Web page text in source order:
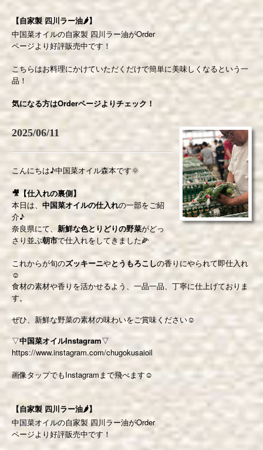
【自家製 四川ラー油🌶】
中国菜オイルの自家製 四川ラー油がOrder
ページより好評販売中です！
こちらはお料理にかけていただくだけで簡単に美味しくなるという一
品！
気になる方はOrderページよりチェック！
2025/06/11
こんにちは♪中国菜オイル森本です🌞
🎥【仕入れの裏側】
本日は、 中国菜オイルの仕入れの一部をご紹
介♪
奈良県にて、 新鮮な色とりどりの野菜がどっ
さり並ぶ朝市で仕入れをしてきました🌽
これからが旬のズッキーニやとうもろこしの香りにやられて即仕入れ
☺️
食材の素材や香りを活かせるよう、一品一品、丁寧に仕上げておりま
す。
ぜひ、新鮮な野菜の素材の味わいをご賞味ください☺️
▽中国菜オイルInstagram▽
https://www.instagram.com/chugokusaioil
画像タップでもInstagramまで飛べます☺️
【自家製 四川ラー油🌶】
中国菜オイルの自家製 四川ラー油がOrder
ページより好評販売中です！